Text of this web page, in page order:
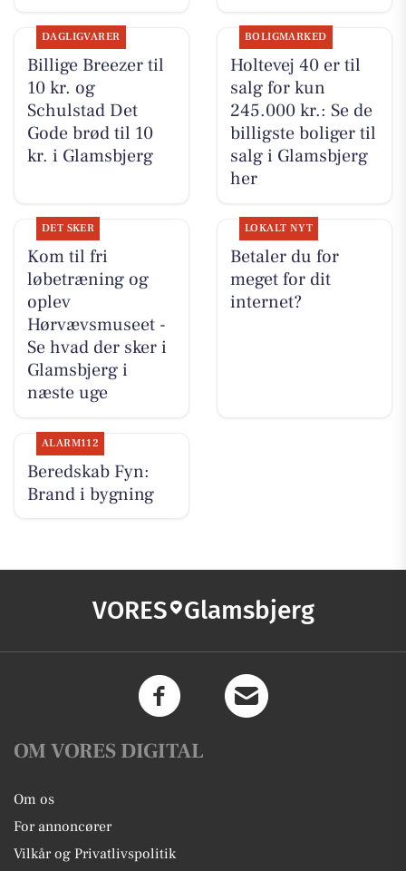
DAGLIGVARER
Billige Breezer til
10 kr. og
Schulstad Det
Gode brød til 10
kr. i Glamsbjerg
BOLIGMARKED
Holtevej 40 er til
salg for kun
245.000 kr.: Se de
billigste boliger til
salg i Glamsbjerg
her
DET SKER
Kom til fri
løbetræning og
oplev
Hørvævsmuseet -
Se hvad der sker i
Glamsbjerg i
næste uge
LOKALT NYT
Betaler du for
meget for dit
internet?
ALARM112
Beredskab Fyn:
Brand i bygning
VORES Glamsbjerg
OM VORES DIGITAL
Om os
For annoncører
Vilkår og Privatlivspolitik